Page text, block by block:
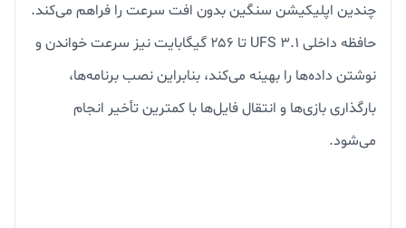
چندین اپلیکیشن سنگین بدون افت سرعت را فراهم می‌کند.
حافظه داخلی UFS 3.1 تا ۲۵۶ گیگابایت نیز سرعت خواندن و
نوشتن داده‌ها را بهینه می‌کند، بنابراین نصب برنامه‌ها،
بارگذاری بازی‌ها و انتقال فایل‌ها با کمترین تأخیر انجام
می‌شود.